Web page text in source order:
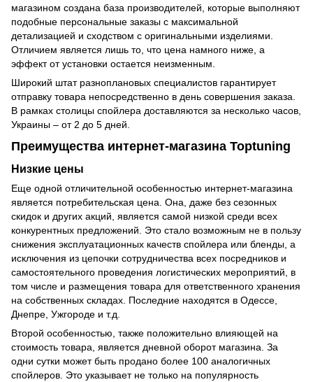
магазином создана база производителей, которые выполняют
подобные персональные заказы с максимальной
детализацией и сходством с оригинальными изделиями.
Отличием является лишь то, что цена намного ниже, а
эффект от установки остается неизменным.
Широкий штат разноплановых специалистов гарантирует
отправку товара непосредственно в день совершения заказа.
В рамках столицы спойлера доставляются за несколько часов,
Украины – от 2 до 5 дней.
Преимущества интернет-магазина Toptuning
Низкие цены
Еще одной отличительной особенностью интернет-магазина
является потребительская цена. Она, даже без сезонных
скидок и других акций, является самой низкой среди всех
конкурентных предложений. Это стало возможным не в пользу
снижения эксплуатационных качеств спойлера или бленды, а
исключения из цепочки сотрудничества всех посредников и
самостоятельного проведения логистических мероприятий, в
том числе и размещения товара для ответственного хранения
на собственных складах. Последние находятся в Одессе,
Днепре, Ужгороде и т.д.
Второй особенностью, также положительно влияющей на
стоимость товара, является дневной оборот магазина. За
одни сутки может быть продано более 100 аналогичных
спойлеров. Это указывает не только на популярность